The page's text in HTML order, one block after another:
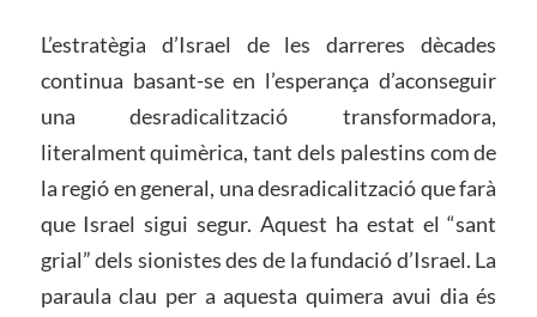
L’estratègia d’Israel de les darreres dècades
continua basant-se en l’esperança d’aconseguir
una desradicalització transformadora,
literalment quimèrica, tant dels palestins com de
la regió en general, una desradicalització que farà
que Israel sigui segur. Aquest ha estat el “sant
grial” dels sionistes des de la fundació d’Israel. La
paraula clau per a aquesta quimera avui dia és